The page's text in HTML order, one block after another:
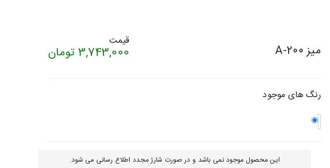
میز A-200
قیمت
3,743,000 تومان
رنگ های موجود
این محصول موجود نمی باشد و در صورت شارژ مجدد اطلاع رسانی می شود.